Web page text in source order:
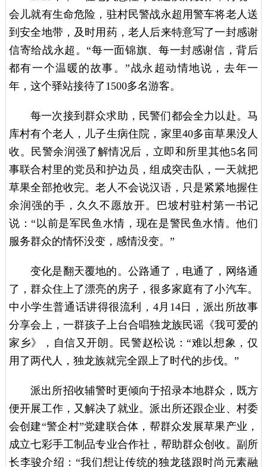
会儿就有生命危险，驻村民警战永超用警车将老人送
到安全地带，及时用药，老人后来特意写了一封感谢
信寄给战永超。“每一面锦旗、每一封感谢信，背后
都有一个温暖的故事。”战永超动情地说，去年一
年，这个驿站接待了1500多名游客。
每一次接到群众求助，民警们都会全力以赴。马
库村有个老人，儿子生病住院，家里40多亩草果没人
收。民警余润强了解情况后，立即和所里其他5名同
事联合村里的党员和护边员，组成突击队，一天就把
草果全部抢收完。老人不会说汉语，只是紧紧地握住
余润强的手，久久不愿放开。巴坡村驻村第一书记
说：“以前是军民鱼水情，现在是警民鱼水情。他们
服务群众的情怀没变，感情没变。”
变化是翻天覆地的。公路通了，电通了，网络通
了，群众住上了漂亮的房子，很多家庭有了小汽车。
中小学生普通话讲得很流利，4月14日，派出所故事
分享会上，一群孩子上台合唱独龙族民谣《我可爱的
家乡》，自信又开朗。民警赵松说：“难以想象，仅
用了两代人，独龙族就完全跟上了时代的步伐。”
派出所招收辅警时更倾向于招录本地群众，既方
便开展工作，又解决了就业。派出所还跟企业、村委
会创建“警企村”党建联合体，帮群众发展草果产业，
成立七彩手工制品专业合作社，帮助群众创收。副所
长李骏介绍：“我们想让传统的独龙毯跟时尚元素融